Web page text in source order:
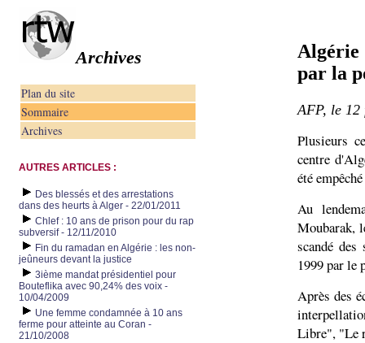
Archives
Plan du site
Sommaire
Archives
AUTRES ARTICLES :
Des blessés et des arrestations
dans des heurts à Alger - 22/01/2011
Chlef : 10 ans de prison pour du rap
subversif - 12/11/2010
Fin du ramadan en Algérie : les non-
jeûneurs devant la justice
3ième mandat présidentiel pour
Bouteflika avec 90,24% des voix -
10/04/2009
Une femme condamnée à 10 ans
ferme pour atteinte au Coran -
21/10/2008
Algérie
par la
AFP, le 12
Plusieurs
centre
été
Au
Moubarak,
scandé
1999 par le
Après des
Libre", "Le